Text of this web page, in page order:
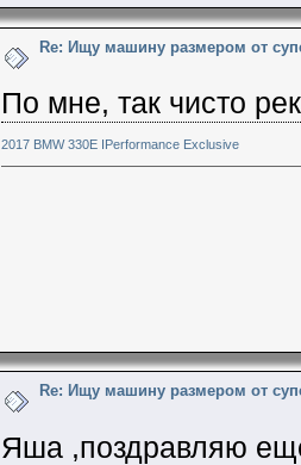
Re: Ищу машину размером от
По мне, так чисто
2017 BMW 330E IPerformance Exclusive
Re: Ищу машину размером от
Яша ,поздравляю